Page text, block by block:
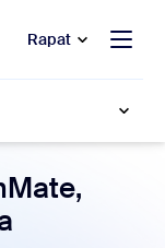
Rapat